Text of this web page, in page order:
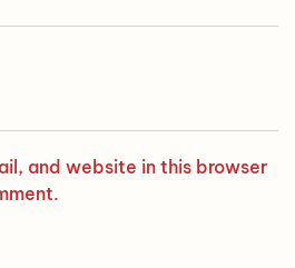
and website in this browser